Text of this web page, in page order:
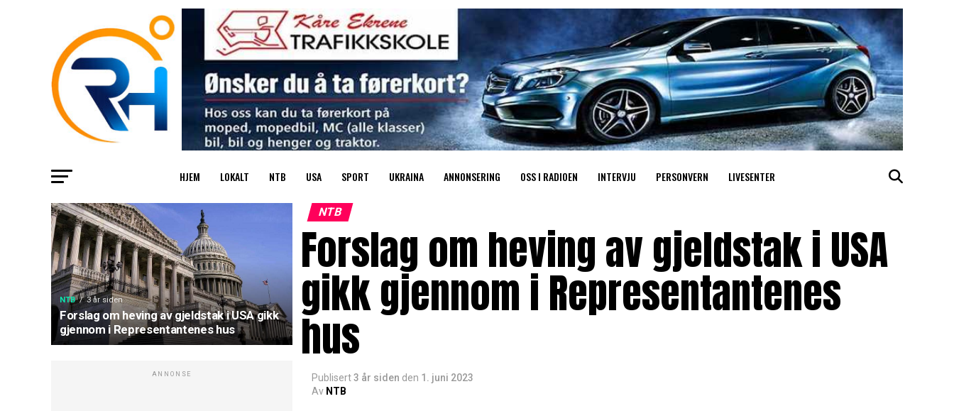
HJEM LOKALT NTB USA SPORT UKRAINA ANNONSERING OSS I RADIOEN INTERVJU PERSONVERN LIVESENTER
NTB 3 år siden
Forslag om heving av gjeldstak i USA gikk
gjennom i Representantenes hus
ANNONSE
NTB
Forslag om heving av gjeldstak i USA
gikk gjennom i Representantenes
hus
Publisert3 år siden den 1. juni 2023
Av NTB